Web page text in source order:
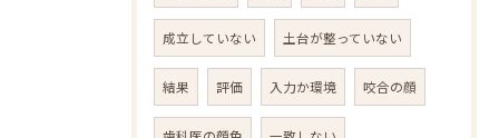
成立していない 土台が整っていない
結果 評価 入力か環境 咬合の顔